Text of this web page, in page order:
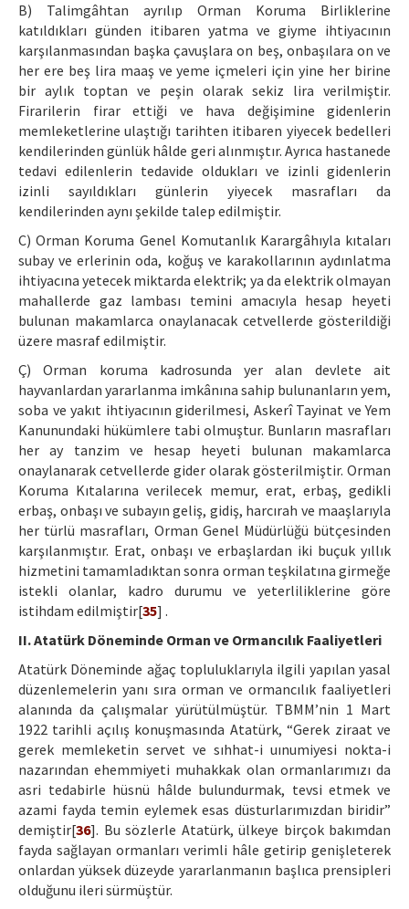
B) Talimgâhtan ayrılıp Orman Koruma Birliklerine
katıldıkları günden itibaren yatma ve giyme ihtiyacının
karşılanmasından başka çavuşlara on beş, onbaşılara on ve
her ere beş lira maaş ve yeme içmeleri için yine her birine
bir aylık toptan ve peşin olarak sekiz lira verilmiştir.
Firarilerin firar ettiği ve hava değişimine gidenlerin
memleketlerine ulaştığı tarihten itibaren yiyecek bedelleri
kendilerinden günlük hâlde geri alınmıştır. Ayrıca hastanede
tedavi edilenlerin tedavide oldukları ve izinli gidenlerin
izinli sayıldıkları günlerin yiyecek masrafları da
kendilerinden aynı şekilde talep edilmiştir.
C) Orman Koruma Genel Komutanlık Karargâhıyla kıtaları
subay ve erlerinin oda, koğuş ve karakollarının aydınlatma
ihtiyacına yetecek miktarda elektrik; ya da elektrik olmayan
mahallerde gaz lambası temini amacıyla hesap heyeti
bulunan makamlarca onaylanacak cetvellerde gösterildiği
üzere masraf edilmiştir.
Ç) Orman koruma kadrosunda yer alan devlete ait
hayvanlardan yararlanma imkânına sahip bulunanların yem,
soba ve yakıt ihtiyacının giderilmesi, Askerî Tayinat ve Yem
Kanunundaki hükümlere tabi olmuştur. Bunların masrafları
her ay tanzim ve hesap heyeti bulunan makamlarca
onaylanarak cetvellerde gider olarak gösterilmiştir. Orman
Koruma Kıtalarına verilecek memur, erat, erbaş, gedikli
erbaş, onbaşı ve subayın geliş, gidiş, harcırah ve maaşlarıyla
her türlü masrafları, Orman Genel Müdürlüğü bütçesinden
karşılanmıştır. Erat, onbaşı ve erbaşlardan iki buçuk yıllık
hizmetini tamamladıktan sonra orman teşkilatına girmeğe
istekli olanlar, kadro durumu ve yeterliliklerine göre
istihdam edilmiştir[35] .
II. Atatürk Döneminde Orman ve Ormancılık Faaliyetleri
Atatürk Döneminde ağaç topluluklarıyla ilgili yapılan yasal
düzenlemelerin yanı sıra orman ve ormancılık faaliyetleri
alanında da çalışmalar yürütülmüştür. TBMM’nin 1 Mart
1922 tarihli açılış konuşmasında Atatürk, “Gerek ziraat ve
gerek memleketin servet ve sıhhat-i uınumiyesi nokta-i
nazarından ehemmiyeti muhakkak olan ormanlarımızı da
asri tedabirle hüsnü hâlde bulundurmak, tevsi etmek ve
azami fayda temin eylemek esas düsturlarımızdan biridir”
demiştir[36]. Bu sözlerle Atatürk, ülkeye birçok bakımdan
fayda sağlayan ormanları verimli hâle getirip genişleterek
onlardan yüksek düzeyde yararlanmanın başlıca prensipleri
olduğunu ileri sürmüştür.